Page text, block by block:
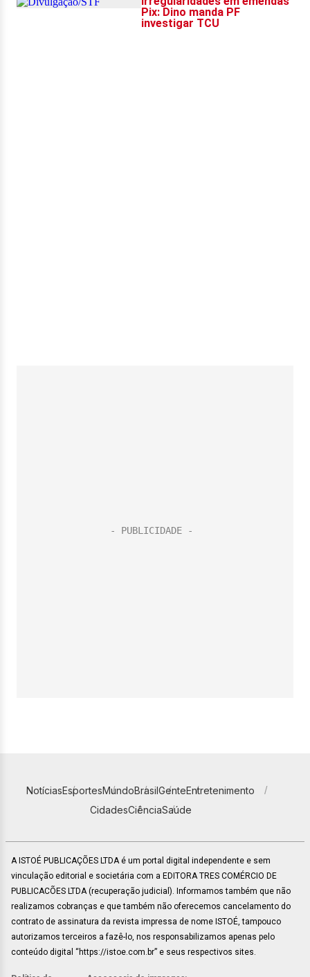
NotíciasEsportesMundoBrasilGenteEntretenimento
CidadesCiênciaSaúde
A ISTOÉ PUBLICAÇÕES LTDA é um portal digital independente e sem
vinculação editorial e societária com a EDITORA TRES COMÉRCIO DE
PUBLICACÕES LTDA (recuperação judicial). Informamos também que não
realizamos cobranças e que também não oferecemos cancelamento do
contrato de assinatura da revista impressa de nome ISTOÉ, tampouco
autorizamos terceiros a fazê-lo, nos responsabilizamos apenas pelo
conteúdo digital “https://istoe.com.br” e seus respectivos sites.